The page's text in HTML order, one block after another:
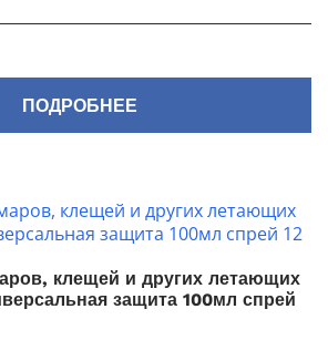
ПОДРОБНЕЕ
клещей и других летающих
защита 100мл спрей